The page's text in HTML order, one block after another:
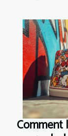
Comment